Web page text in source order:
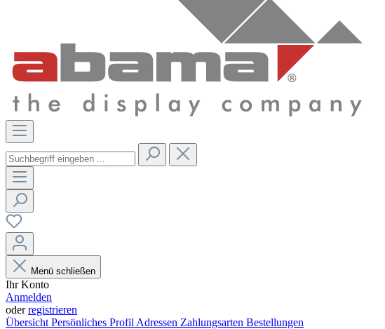
Menü schließen
Ihr Konto
Anmelden
oderregistrieren
Übersicht Persönliches Profil Adressen Zahlungsarten Bestellungen